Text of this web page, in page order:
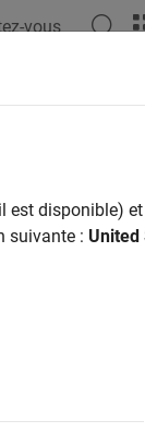
vous
was this
disponible)
suivante : United